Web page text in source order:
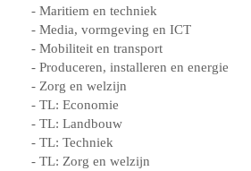
- Maritiem en techniek
- Media, vormgeving en ICT
- Mobiliteit en transport
- Produceren, installeren en energie
- Zorg en welzijn
- TL: Economie
- TL: Landbouw
- TL: Techniek
- TL: Zorg en welzijn